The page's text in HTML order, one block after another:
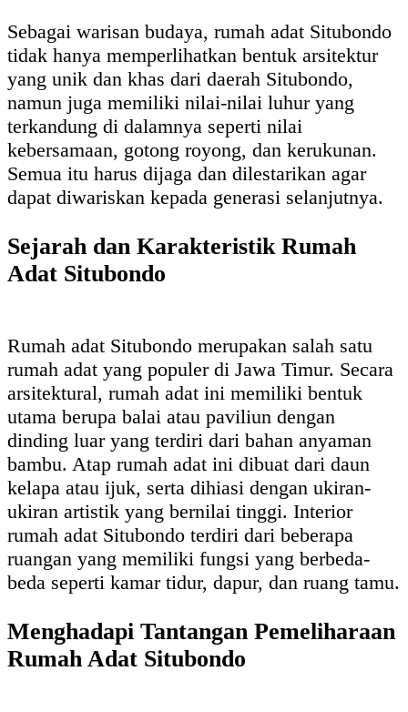
Sebagai warisan budaya, rumah adat Situbondo
tidak hanya memperlihatkan bentuk arsitektur
yang unik dan khas dari daerah Situbondo,
namun juga memiliki nilai-nilai luhur yang
terkandung di dalamnya seperti nilai
kebersamaan, gotong royong, dan kerukunan.
Semua itu harus dijaga dan dilestarikan agar
dapat diwariskan kepada generasi selanjutnya.
Sejarah dan Karakteristik Rumah
Adat Situbondo
Rumah adat Situbondo merupakan salah satu
rumah adat yang populer di Jawa Timur. Secara
arsitektural, rumah adat ini memiliki bentuk
utama berupa balai atau paviliun dengan
dinding luar yang terdiri dari bahan anyaman
bambu. Atap rumah adat ini dibuat dari daun
kelapa atau ijuk, serta dihiasi dengan ukiran-
ukiran artistik yang bernilai tinggi. Interior
rumah adat Situbondo terdiri dari beberapa
ruangan yang memiliki fungsi yang berbeda-
beda seperti kamar tidur, dapur, dan ruang tamu.
Menghadapi Tantangan Pemeliharaan
Rumah Adat Situbondo